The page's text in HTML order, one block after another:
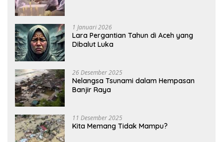
1 Januari 2026
Lara Pergantian Tahun di Aceh yang
Dibalut Luka
26 Desember 2025
Nelangsa Tsunami dalam Hempasan
Banjir Raya
11 Desember 2025
Kita Memang Tidak Mampu?